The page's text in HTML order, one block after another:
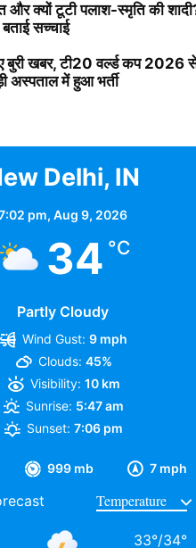
और क्यों टूटी पलाश-स्मृति की
सच्चाई
बुरी खबर, टी20 वर्ल्ड कप 2026
अस्पताल में हुआ भर्ती
Delhi, IN
pm, Aug 9, 2026
34 °C
Partly Cloudy
999 mb 7 mph
Wind Gust: 9 mph
Clouds: 45%
Visibility: 10 km
Sunrise: 5:47 am
Sunset: 7:06 pm
33°/34°